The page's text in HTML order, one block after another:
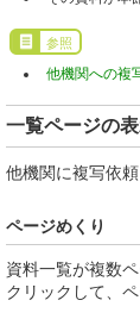
参照
他機関への複
一覧ページの
他機関に複写依
ページめくり
資料一覧が複数
クリックして、